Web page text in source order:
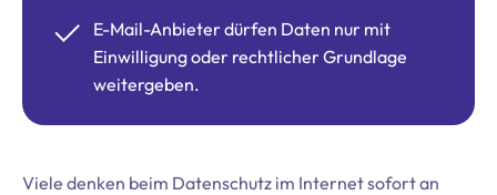
E-Mail-Anbieter dürfen Daten nur mit
Einwilligung oder rechtlicher Grundlage
weitergeben.
Viele denken beim Datenschutz im Internet sofort an